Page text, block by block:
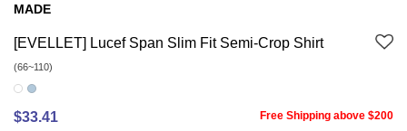
MADE
[EVELLET] Lucef Span Slim Fit Semi-Crop Shirt
(66~110)
$33.41
Free Shipping above $200